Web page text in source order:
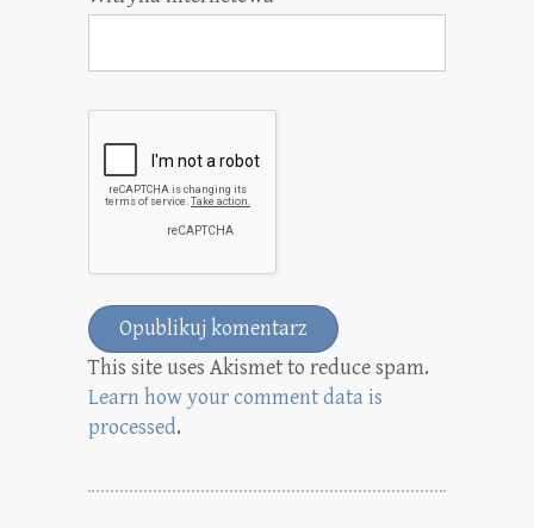
This site uses Akismet to reduce spam.
Learn how your comment data is
processed.